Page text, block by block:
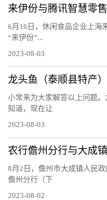
6月16日，休闲食品企业上海
“来伊份”...
2023-08-03
龙头鱼（泰顺县特产）
小常来为大家解答以上问题
知道，现在让
2023-08-03
8月2日，儋州市大成镇人民
儋州分行（下
2023-08-02